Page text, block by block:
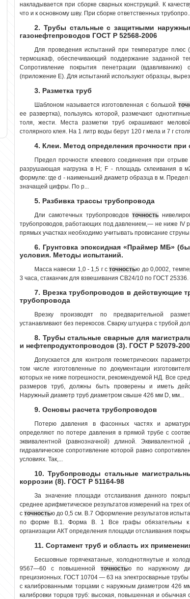
накладывается при сборке сварных конструкций. К
что и к основному шву. При сборке ответственных
2. Трубы стальные с защитными
газонефтепроводов ГОСТ Р 52568-2006
Для проведения испытаний при температуре
термошкаф, обеспечивающий поддержание заданной
Сопротивление покрытия пенетрации
(приложение Е). Для испытаний используют образцы,
3. Разметка труб
Шаблоном называется изготовленная с большой
ее развертка), пользуясь которой, размечают
толя, жести. Места разметки труб окрашивают
столярного клея. На 1 литр воды берут 120 г мела и 7 г
4. Клеи. Метод определения прочности
Предел прочности клеевого соединения при
разрушающая нагрузка в Н; F - площадь склеивания в
формуле: где d - наименьший диаметр образца в м. Предел
значащей цифры. По р...
5. Разбивка трассы трубопровода
Дли самотечных трубопроводовточность
трубопроводов, работающих под давлением,— не ниже IV
прямых участках необходимо учитывать провисание струны
6. Грунтовка эпоксидная «Праймер МБ»
условия. Методы испытаний.
Масса навески 1,0 - 1,5 г сточностью до 0,0002,
3 часа, стаканчик для взвешивания СВ24/10 по ГОСТ
7. Врезка трубопроводов в действующие
трубопровода
Врезку производят по предварительной
устанавливают без перекосов. Сварку штуцера с трубой
8. Трубы стальные сварные для
и нефтепродуктопроводов (3). ГОСТ Р 52079-
Допускается для контроля геометрических
том числе изготовленные по документации
которых не ниже погрешности, рекомендуемой НД. Все
размеров труб, должны быть проверены и иметь
Наружный диаметр труб диаметром свыше 426 мм D, мм...
9. Основы расчета трубопроводов
Потерю давления в фасонных частях и
определяют по потере давления в прямой трубе с
эквивалентной (равнозначной) длиной.
гидравлическое сопротивление которой равно
условиях. Так,...
10. Трубопроводы стальные
коррозии (8). ГОСТ Р 51164-98
За значение площади отслаивания данного
среднее арифметическое результатов измерений на трех
сточностью до 0,5 см. В.7 Оформление результатов
по форме В.1. Форма B. 1 Все графы обязательны к
организации АКТ определения площади отслаивания
11. Сортамент труб и область их
Бесшовные горячекатаные, холоднотянутые и
9567—60 с повышенной точностью по наружному
прецизионных. ГОСТ 10704 — 63 на электросварные трубы
с калиброванными торцами с наружным диаметром 426
калибровки торцов труб: высокая, повышенная и